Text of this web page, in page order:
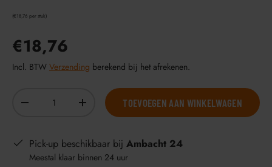
€18,76 per stuk
€18,76
Incl. BTW Verzending berekend bij het afrekenen.
-
+ TOEVOEGEN AAN WINKELWAGEN
Pick-up beschikbaar bij Ambacht 24
Meestal klaar binnen 24 uur